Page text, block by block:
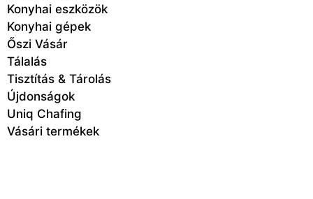
Konyhai eszközök
Konyhai gépek
Őszi Vásár
Tálalás
Tisztítás & Tárolás
Újdonságok
Uniq Chafing
Vásári termékek